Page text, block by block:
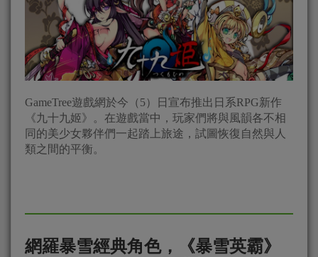
GameTree遊戲網於今（5）日宣布推出日系RPG新作
《九十九姬》。在遊戲當中，玩家們將與風韻各不相
同的美少女夥伴們一起踏上旅途，試圖恢復自然與人
類之間的平衡。
網羅暴雪經典角色，《暴雪英霸》